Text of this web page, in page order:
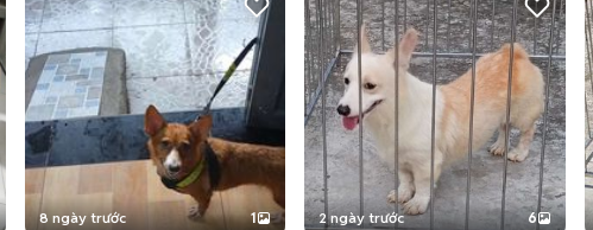
8 ngày trước 1 2 ngày trước 6